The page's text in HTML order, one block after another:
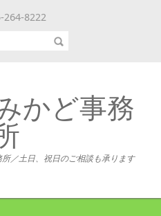
264-8222
かど事務
／土日、祝日のご相談も承ります